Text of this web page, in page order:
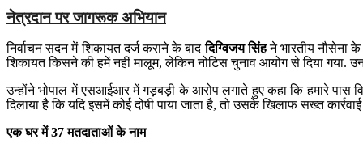
नेत्रदान पर जागरूक अभियान
निर्वाचन सदन में शिकायत दर्ज कराने के बाददिग्विजय सिंहने भारतीय नौसेना
शिकायत किसने की हमें नहीं मालूम, लेकिन नोटिस चुनाव आयोग से दिया गया.
उन्होंने भोपाल में एसआईआर में गड़बड़ी के आरोप लगाते हुए कहा कि हमारे पास
दिलाया है कि यदि इसमें कोई दोषी पाया जाता है, तो उसके खिलाफ सख्त
एक घर में 37 मतदाताओं के नाम